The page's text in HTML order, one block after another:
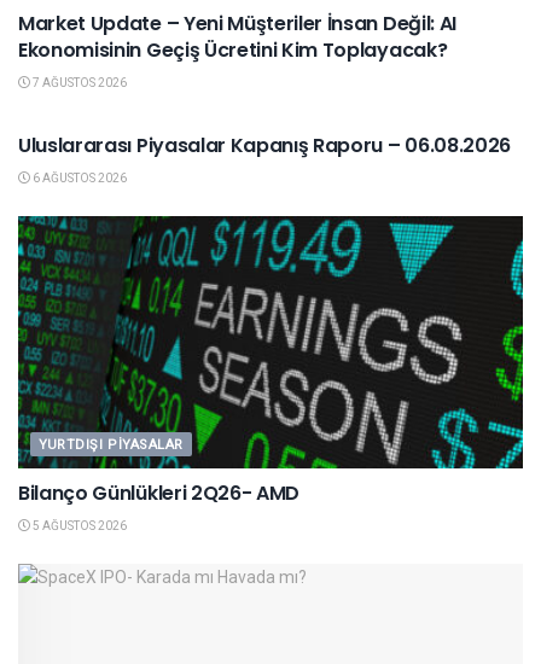
Market Update – Yeni Müşteriler İnsan Değil: AI
Ekonomisinin Geçiş Ücretini Kim Toplayacak?
7 AĞUSTOS 2026
Uluslararası Piyasalar Kapanış Raporu – 06.08.2026
6 AĞUSTOS 2026
YURTDIŞI PIYASALAR
Bilanço Günlükleri 2Q26- AMD
5 AĞUSTOS 2026